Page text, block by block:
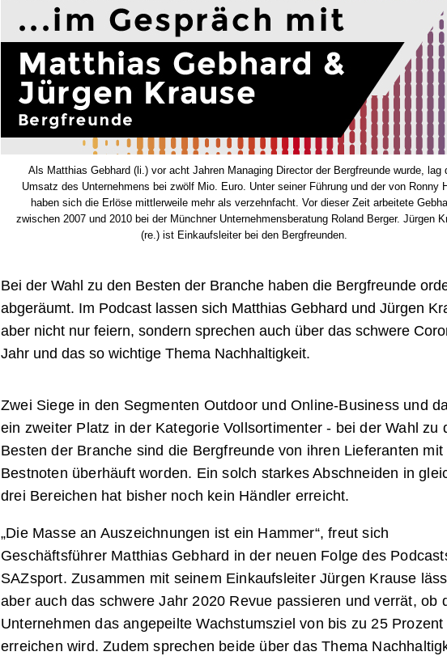
Als Matthias Gebhard (li.) vor acht Jahren Managing Director der Bergfreunde wurde, lag
Umsatz des Unternehmens bei zwölf Mio. Euro. Unter seiner Führung und der von Ronny
haben sich die Erlöse mittlerweile mehr als verzehnfacht. Vor dieser Zeit arbeitete
zwischen 2007 und 2010 bei der Münchner Unternehmensberatung Roland Berger. Jürgen
(re.) ist Einkaufsleiter bei den Bergfreunden.
Bei der Wahl zu den Besten der Branche haben die Bergfreunde
abgeräumt. Im Podcast lassen sich Matthias Gebhard und Jürgen
aber nicht nur feiern, sondern sprechen auch über das schwere
Jahr und das so wichtige Thema Nachhaltigkeit.
Zwei Siege in den Segmenten Outdoor und Online-Business und
ein zweiter Platz in der Kategorie Vollsortimenter - bei der Wahl zu
Besten der Branche sind die Bergfreunde von ihren Lieferanten mit
Bestnoten überhäuft worden. Ein solch starkes Abschneiden in
drei Bereichen hat bisher noch kein Händler erreicht.
„Die Masse an Auszeichnungen ist ein Hammer“, freut sich
Geschäftsführer Matthias Gebhard in der neuen Folge des
SAZsport. Zusammen mit seinem Einkaufsleiter Jürgen Krause
aber auch das schwere Jahr 2020 Revue passieren und verrät, ob
Unternehmen das angepeilte Wachstumsziel von bis zu 25 Prozent
erreichen wird. Zudem sprechen beide über das Thema